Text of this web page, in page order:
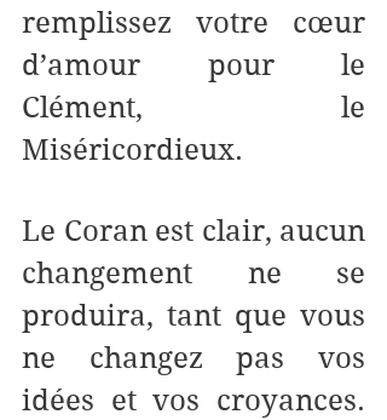
remplissez votre cœur
d’amour pour le
Clément, le
Miséricordieux.
Le Coran est clair, aucun
changement ne se
produira, tant que vous
ne changez pas vos
idées et vos croyances.